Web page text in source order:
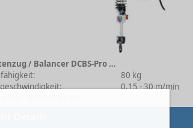
Kettenzug / Balancer DCBS-Pro 1-80 1/1 H4.3 VS30 380-480/50
80 kg
0.15 - 30 m/min